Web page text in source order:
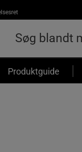
Produktguide